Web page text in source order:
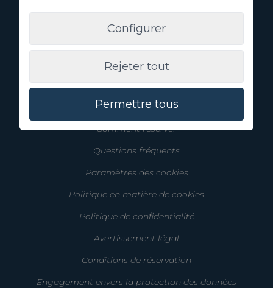
Blog
Expériences
Qui nous sommes
Aide
Comment réserver
Questions fréquents
Paramètres des cookies
Politique en matière de cookies
Politique de confidentialité
Avertissement légal
Conditions de réservation
Engagement envers la protection des données
Configurer
Rejeter tout
Permettre tous